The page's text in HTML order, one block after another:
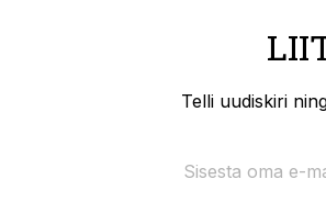
Telli uudiskiri